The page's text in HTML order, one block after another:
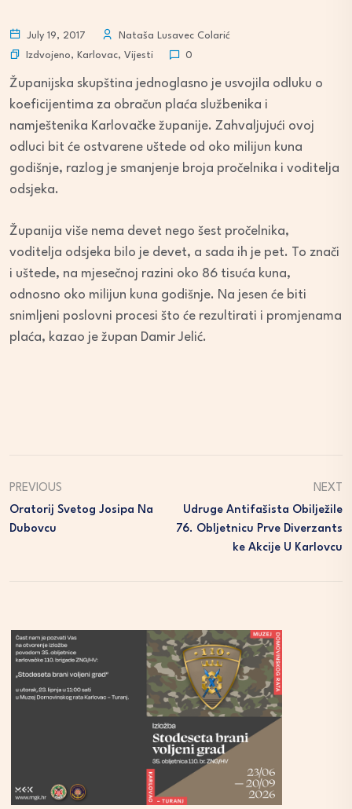
July 19, 2017
Nataša Lusavec Colarić
Izdvojeno, Karlovac, Vijesti 0
Županijska skupština jednoglasno je usvojila odluku o
koeficijentima za obračun plaća službenika i
namještenika Karlovačke županije. Zahvaljujući ovoj
odluci bit će ostvarene uštede od oko milijun kuna
godišnje, razlog je smanjenje broja pročelnika i voditelja
odsjeka.
Županija više nema devet nego šest pročelnika,
voditelja odsjeka bilo je devet, a sada ih je pet. To znači
i uštede, na mjesečnoj razini oko 86 tisuća kuna,
odnosno oko milijun kuna godišnje. Na jesen će biti
snimljeni poslovni procesi što će rezultirati i promjenama
plaća, kazao je župan Damir Jelić.
PREVIOUS
Oratorij Svetog Josipa Na
Dubovcu
NEXT
Udruge Antifašista Obilježile
76. Obljetnicu Prve Diverzants
Ke Akcije U Karlovcu